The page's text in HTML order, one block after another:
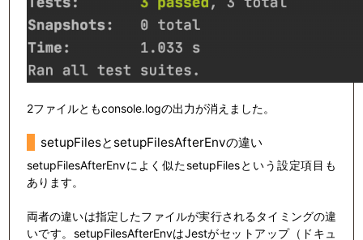
2ファイルともconsole.logの出力が消えました。
setupFilesとsetupFilesAfterEnvの違い
setupFilesAfterEnvによく似たsetupFilesという設定項目も
あります。
両者の違いは指定したファイルが実行されるタイミングの違
いです。setupFilesAfterEnvはJestがセットアップ（ドキュ